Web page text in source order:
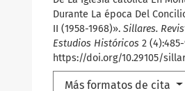
Durante La época Del
II (1958-1968)». Sillares.
Estudios Históricos 2
https://doi.org/10.29105/
Más formatos de cita